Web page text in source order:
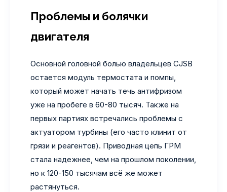
Проблемы и болячки
двигателя
Основной головной болью владельцев CJSB
остается модуль термостата и помпы,
который может начать течь антифризом
уже на пробеге в 60-80 тысяч. Также на
первых партиях встречались проблемы с
актуатором турбины (его часто клинит от
грязи и реагентов). Приводная цепь ГРМ
стала надежнее, чем на прошлом поколении,
но к 120-150 тысячам всё же может
растянуться.